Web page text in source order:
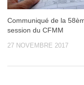
Communiqué de la
session du CFMM
27 NOVEMBRE 2017